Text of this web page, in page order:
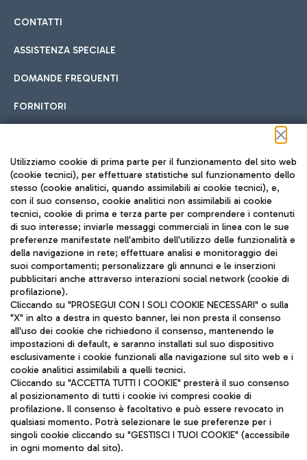
CONTATTI
ASSISTENZA SPECIALE
DOMANDE FREQUENTI
FORNITORI
Seguici sui social
TRAVEL JOURNAL
ITA
Aeroporti di Roma S.p.A. - Società soggetta a direzione e
coordinamento di Mundys S.p.A.
Codice fiscale e Registro delle Imprese di Roma 13032990155 P.
IVA 06572251004
Capitale sociale 62.224.743,00 int. vers.
Sede legale: Via Pier Paolo Racchetti 1 - 00054 Fiumicino (RM)
telefono +39 06 65951
Utilizziamo cookie di prima parte per il funzionamento del sito web
(cookie tecnici), per effettuare statistiche sul funzionamento dello
stesso (cookie analitici, quando assimilabili ai cookie tecnici), e,
con il suo consenso, cookie analitici non assimilabili ai cookie
tecnici, cookie di prima e terza parte per comprendere i contenuti
di suo interesse; inviarle messaggi commerciali in linea con le sue
preferenze manifestate nell'ambito dell'utilizzo delle funzionalità e
della navigazione in rete; effettuare analisi e monitoraggio dei
suoi comportamenti; personalizzare gli annunci e le inserzioni
pubblicitari anche attraverso interazioni social network (cookie di
profilazione).
Cliccando su "PROSEGUI CON I SOLI COOKIE NECESSARI" o sulla
"X" in alto a destra in questo banner, lei non presta il consenso
all'uso dei cookie che richiedono il consenso, mantenendo le
impostazioni di default, e saranno installati sul suo dispositivo
esclusivamente i cookie funzionali alla navigazione sul sito web e i
cookie analitici assimilabili a quelli tecnici.
Cliccando su "ACCETTA TUTTI I COOKIE" presterà il suo consenso
al posizionamento di tutti i cookie ivi compresi cookie di
profilazione. Il consenso è facoltativo e può essere revocato in
qualsiasi momento. Potrà selezionare le sue preferenze per i
singoli cookie cliccando su "GESTISCI I TUOI COOKIE" (accessibile
in ogni momento dal sito).